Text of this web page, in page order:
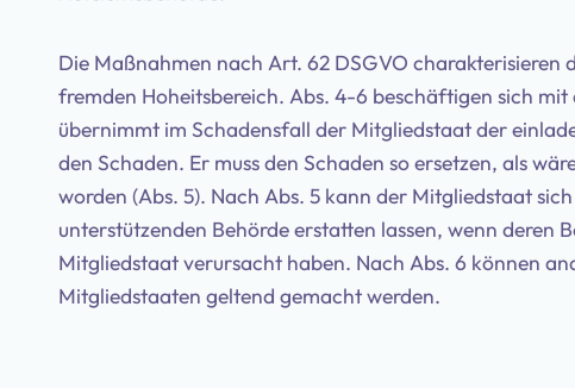
Die Maßnahmen nach Art. 62 DSGVO charakterisieren
fremden Hoheitsbereich. Abs. 4-6 beschäftigen sich
übernimmt im Schadensfall der Mitgliedstaat der
den Schaden. Er muss den Schaden so ersetzen, als
worden (Abs. 5). Nach Abs. 5 kann der Mitgliedstaat
unterstützenden Behörde erstatten lassen, wenn deren
Mitgliedstaat verursacht haben. Nach Abs. 6 können
Mitgliedstaaten geltend gemacht werden.